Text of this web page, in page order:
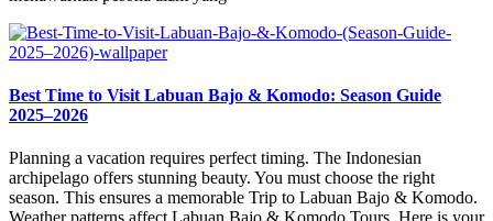
Best Time to Visit Labuan Bajo & Komodo: Season Guide
2025–2026
Planning a vacation requires perfect timing. The Indonesian
archipelago offers stunning beauty. You must choose the right
season. This ensures a memorable Trip to Labuan Bajo & Komodo.